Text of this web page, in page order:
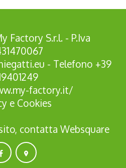
Factory S.r.l. - P.Iva
- Telefono +39
factory.it/
e Cookies
contatta Websquare